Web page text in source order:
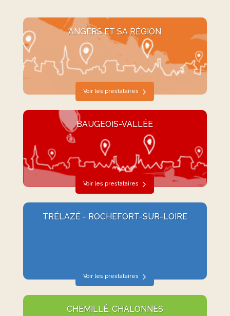
ANGERS ET SA RÉGION
Voir les prestataires
BAUGEOIS-VALLÉE
Voir les prestataires
TRÉLAZÉ - ROCHEFORT-SUR-LOIRE
Voir les prestataires
CHEMILLÉ, CHALONNES